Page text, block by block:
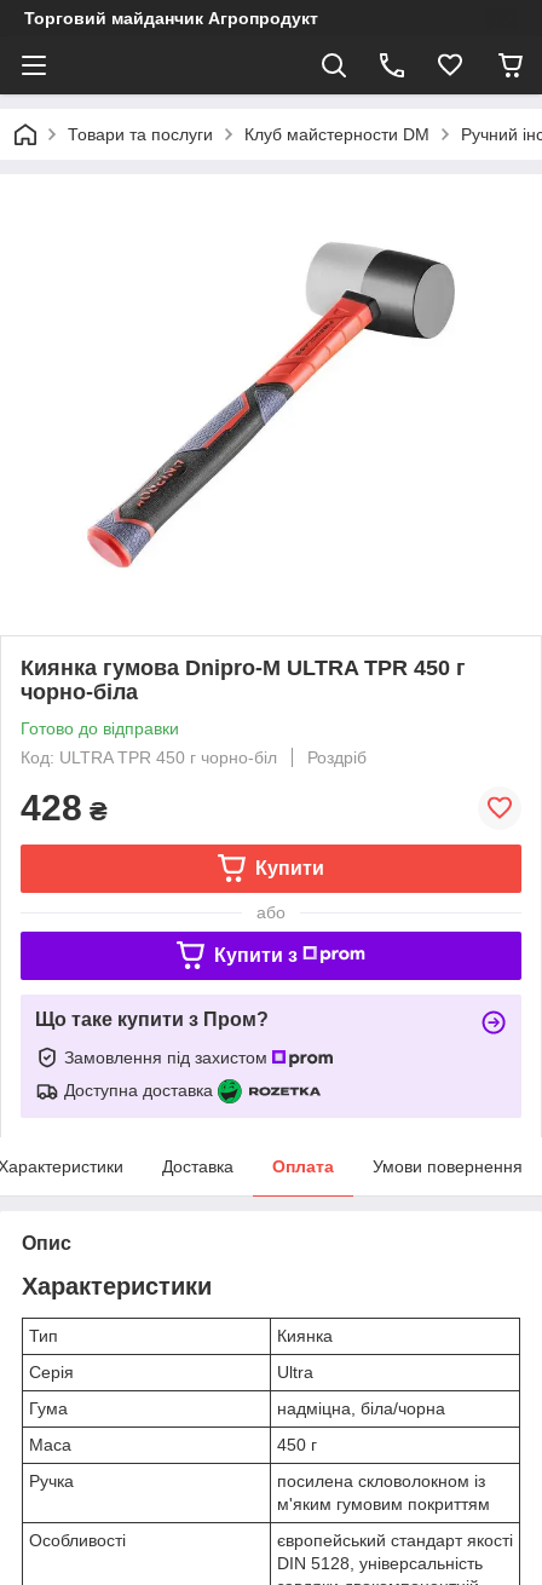
Торговий майданчик Агропродукт
Товари та послуги Клуб майстерности DM Ручний
Киянка гумова Dnipro-M ULTRA TPR 450 г
чорно-біла
Готово до відправки
Код: ULTRA TPR 450 г чорно-біл
Роздріб
428 ₴
Купити
або
Купити з
Що таке купити з Пром?
Замовлення під захистом
Доступна доставка
Доставка Оплата Умови повернення
Опис
Характеристики
Тип
Киянка
Серія
Ultra
Гума
надміцна, біла/чорна
Маса
450 г
Ручка
посилена скловолокном із
м'яким гумовим покриттям
Особливості
європейський стандарт якості
DIN 5128, універсальність